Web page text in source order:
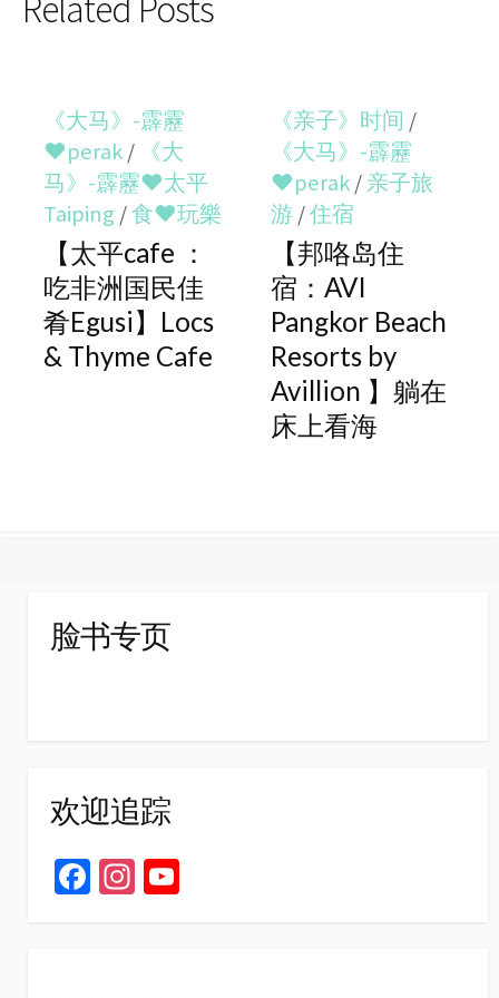
《大马》-霹靂
♥perak/ 《大
马》-霹靂♥太平
Taiping /食♥玩樂
【太平cafe ：
吃非洲国民佳
肴Egusi】Locs
& Thyme Cafe
《亲子》时间 /
《大马》-霹靂
♥perak/亲子旅
游/住宿
【邦咯岛住
宿：AVI
Pangkor Beach
Resorts by
Avillion 】躺在
床上看海
脸书专页
欢迎追踪
Fa In